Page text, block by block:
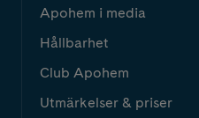
Apohem i media
Hållbarhet
Club Apohem
Utmärkelser & priser